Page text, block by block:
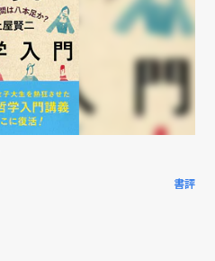
書評